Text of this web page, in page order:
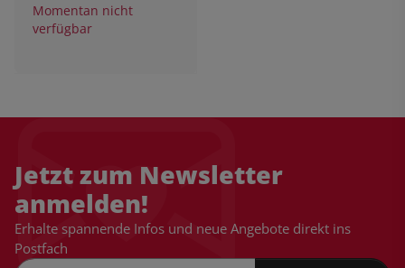
Momentan nicht
verfügbar
Jetzt zum Newsletter
anmelden!
Erhalte spannende Infos und neue Angebote direkt ins
Postfach